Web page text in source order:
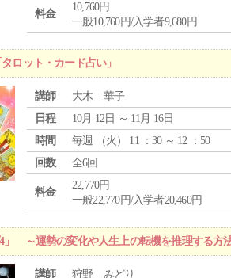
料金
10,760円
一般10,760円/入学者9,680円
ロット・カード占い」
講師
大木 華子
日程
10月 12日 ～ 11月 16日
時間
毎週 （火 ） 11 ：30 ～ 12 ：50
回数
全6回
料金
22,770円
一般22,770円/入学者20,460円
」 ～運勢の変化や人生上の転機を推理する方
講師 狩野 みどり